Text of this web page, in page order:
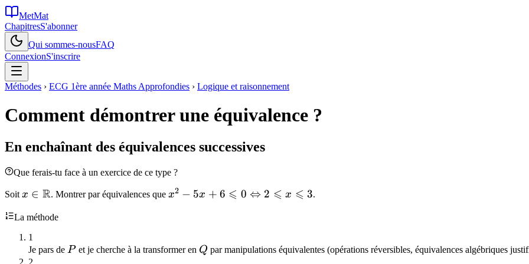
MetMat
ChapitresS'abonner
Qui sommes-nousFAQ
ConnexionS'inscrire
Méthodes › ECG 1ère année Maths Approfondies › Logique et raisonnement
Comment démontrer une équivalence ?
En enchaînant des équivalences successives
Que ferais-tu face à un exercice de ce type ?
Soit x \in
x ∈ R. Montrer par équivalences que x^2 - 5x + 6
\leqslant 3
x2 − 5x + 6 ⩽ 0 ⇔ 2 ⩽ x ⩽ 3.
La méthode
1
Je pars de P
Pet je cherche à la transformer en Q
Q par manipulations équivalentes (opérations réversibles, équivalences algébriques
2